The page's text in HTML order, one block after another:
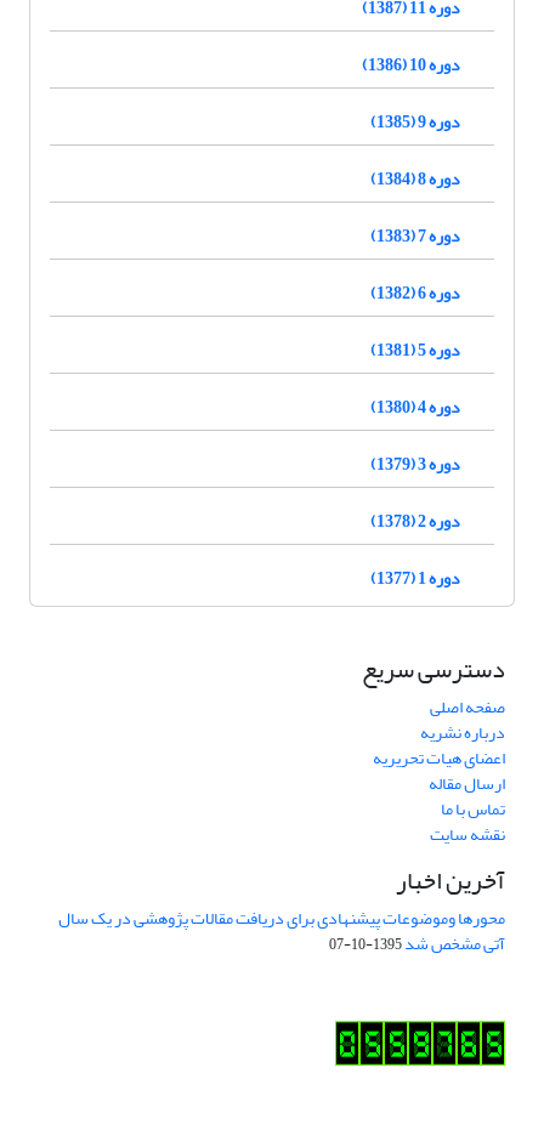
دوره 11 (1387)
دوره 10 (1386)
دوره 9 (1385)
دوره 8 (1384)
دوره 7 (1383)
دوره 6 (1382)
دوره 5 (1381)
دوره 4 (1380)
دوره 3 (1379)
دوره 2 (1378)
دوره 1 (1377)
دسترسی سریع
صفحه اصلی
درباره نشریه
اعضای هیات تحریریه
ارسال مقاله
تماس با ما
نقشه سایت
آخرین اخبار
محورها وموضوعات پیشنهادی برای دریافت مقالات پژوهشی در یک سال
آتی مشخص شد1395-10-07